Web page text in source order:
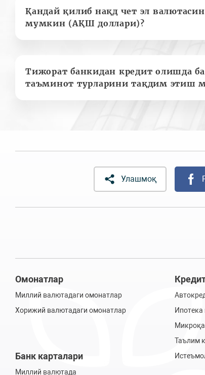
Қандай қилиб нақд чет эл
мумкин (АҚШ доллари)?
Тижорат банкидан кредит олишда
таъминот турларини тақдим этиш
Улашмоқ
Омонатлар
Миллий валютадаги омонатлар
Хорижий валютадаги омонатлар
Банк карталари
Миллий валютада
Ипотека
Таълим